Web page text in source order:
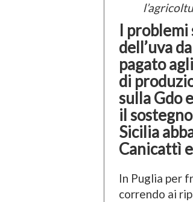
I
dell’uva
pagato
di
sulla Gdo
il
Sicilia
Canicattì
In Puglia per
correndo ai